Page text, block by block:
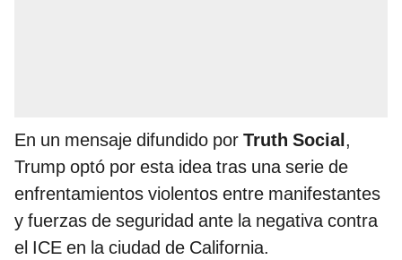
En un mensaje difundido por Truth Social,
Trump optó por esta idea tras una serie de
enfrentamientos violentos entre manifestantes
y fuerzas de seguridad ante la negativa contra
el ICE en la ciudad de California.